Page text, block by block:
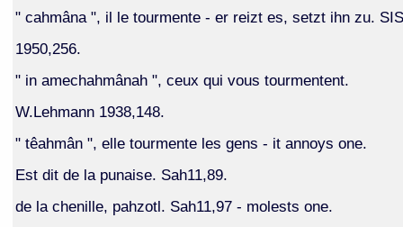
" cahmâna ", il le tourmente - er reizt es, setzt ihn zu. SIS
1950,256.
" in amechahmânah ", ceux qui vous tourmentent.
W.Lehmann 1938,148.
" têahmân ", elle tourmente les gens - it annoys one.
Est dit de la punaise. Sah11,89.
de la chenille, pahzotl. Sah11,97 - molests one.